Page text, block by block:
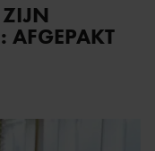
ZIJN
AFGEPAKT